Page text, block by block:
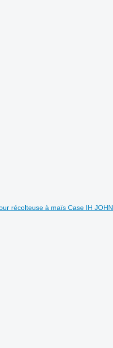
récolteuse à maïs Case IH